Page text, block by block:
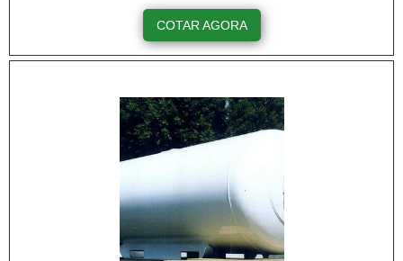
abajur, aros para tamborim, baleiros, bocais de
aspiração, boias, castiçais, canecas para pintura e
caixas para filtro. São equipamentos que possuem
doméstico. O fabricante de repuxo de metais tem a
capacidade para executar trabalhos em até
2600mm de diâmetro. Ele.
COTAR AGORA